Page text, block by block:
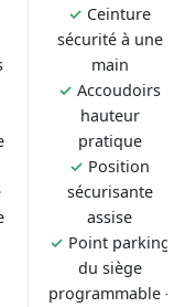
✓ Ceinture
sécurité à une
main
✓ Accoudoirs
hauteur
pratique
✓ Position
sécurisante
assise
✓ Point parking
du siège
programmable -